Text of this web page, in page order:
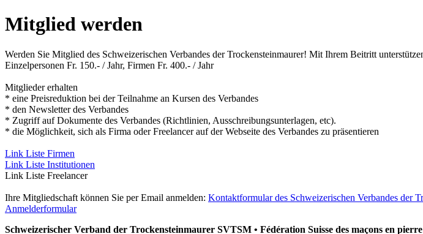
Mitglied werden
Werden Sie Mitglied des Schweizerischen Verbandes der Trockensteinmaurer! Mit Ihrem Beitritt
Einzelpersonen Fr. 150.- / Jahr, Firmen Fr. 400.- / Jahr
Mitglieder erhalten
* eine Preisreduktion bei der Teilnahme an Kursen des Verbandes
* den Newsletter des Verbandes
* Zugriff auf Dokumente des Verbandes (Richtlinien, Ausschreibungsunterlagen, etc).
* die Möglichkeit, sich als Firma oder Freelancer auf der Webseite des Verbandes zu präsentieren
Link Liste Firmen
Link Liste Institutionen
Link Liste Freelancer
Ihre Mitgliedschaft können Sie per Email anmelden: Kontaktformular des Schweizerischen Verbandes der
Anmelderformular
Schweizerischer Verband der Trockensteinmaurer SVTSM • Fédération Suisse des maçons en